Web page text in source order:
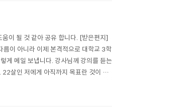
이 될 것 같아 공유 합니다. [받은편지]
이 아니라 이제 본격적으로 대학교 3학
게 메일 보냅니다. 강사님께 강의를 듣는
살인 저에게 아직까지 목표란 것이 없